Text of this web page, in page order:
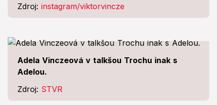
Zdroj: instagram/viktorvincze
Adela Vinczeová v talkšou Trochu inak s
Adelou.
Zdroj: STVR